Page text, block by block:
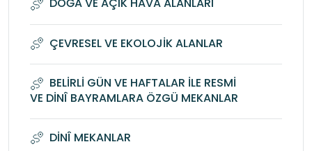
ÇEVRESEL VE EKOLOJİK ALANLAR
BELİRLİ GÜN VE HAFTALAR İLE RESMİ
VE DİNÎ BAYRAMLARA ÖZGÜ MEKANLAR
DİNÎ MEKANLAR